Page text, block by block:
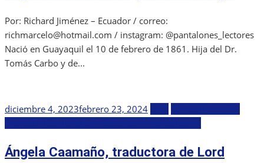
Por: Richard Jiménez – Ecuador / correo:
richmarcelo@hotmail.com / instagram: @pantalones_lectores
Nació en Guayaquil el 10 de febrero de 1861. Hija del Dr.
Tomás Carbo y de...
Publicada
diciembre 4, 2023febrero 23, 2024
Ángela Caamaño, traductora de Lord